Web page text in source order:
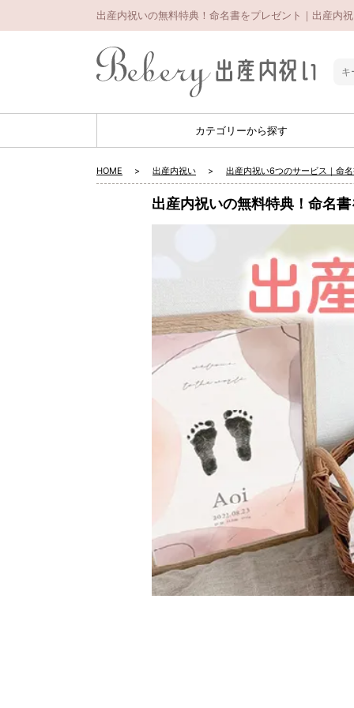
出産内祝いの無料特典！命名書をプレゼント｜出産内
カテゴリーから探す
HOME 出産内祝い 出産内祝い6つのサービス｜命
出産内祝いの無料特典！命名